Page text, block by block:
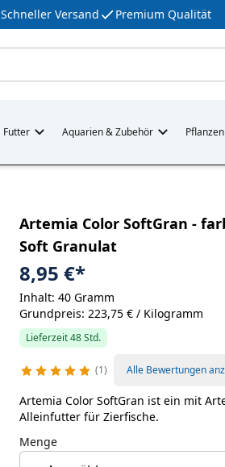
Schneller Versand Premium Qualität
Futter Aquarien & Zubehör Pflanzen
Artemia Color SoftGran -
Soft Granulat
8,95 €*
Inhalt: 40 Gramm
Grundpreis: 223,75 € / Kilogramm
Lieferzeit 48 Std.
1 Alle Bewertungen
Artemia Color SoftGran ist ein mit
Alleinfutter für Zierfische.
Menge